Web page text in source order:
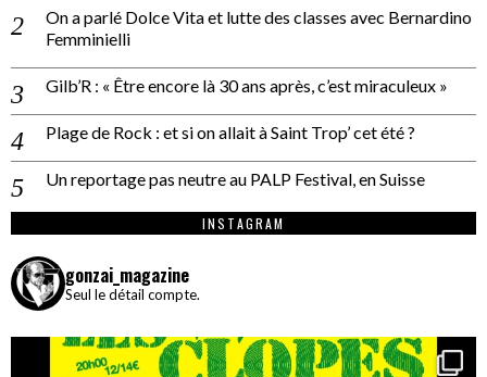
On a parlé Dolce Vita et lutte des classes avec Bernardino
Femminielli
Gilb’R : « Être encore là 30 ans après, c’est miraculeux »
Plage de Rock : et si on allait à Saint Trop’ cet été ?
Un reportage pas neutre au PALP Festival, en Suisse
INSTAGRAM
gonzai_magazine
Seul le détail compte.